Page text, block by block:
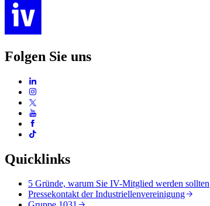
Folgen Sie uns
Quicklinks
5 Gründe, warum Sie IV-Mitglied werden sollten
Pressekontakt der Industriellenvereinigung